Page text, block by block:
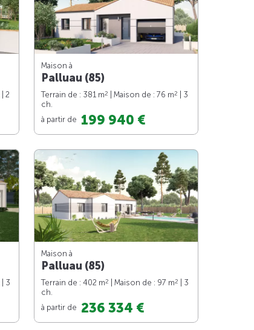
| 2
Maison à
Palluau (85)
Terrain de : 381 m2 | Maison de : 76 m2
| 3
ch.
à partir de 199 940 €
| 3
Maison à
Palluau (85)
Terrain de : 402 m2 | Maison de : 97 m2
| 3
ch.
à partir de 236 334 €